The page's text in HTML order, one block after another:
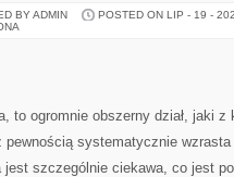
BY ADMIN POSTED ON LIP - 19 -
to ogromnie obszerny dział, jaki
pewnością systematycznie
szczególnie ciekawa, co jest